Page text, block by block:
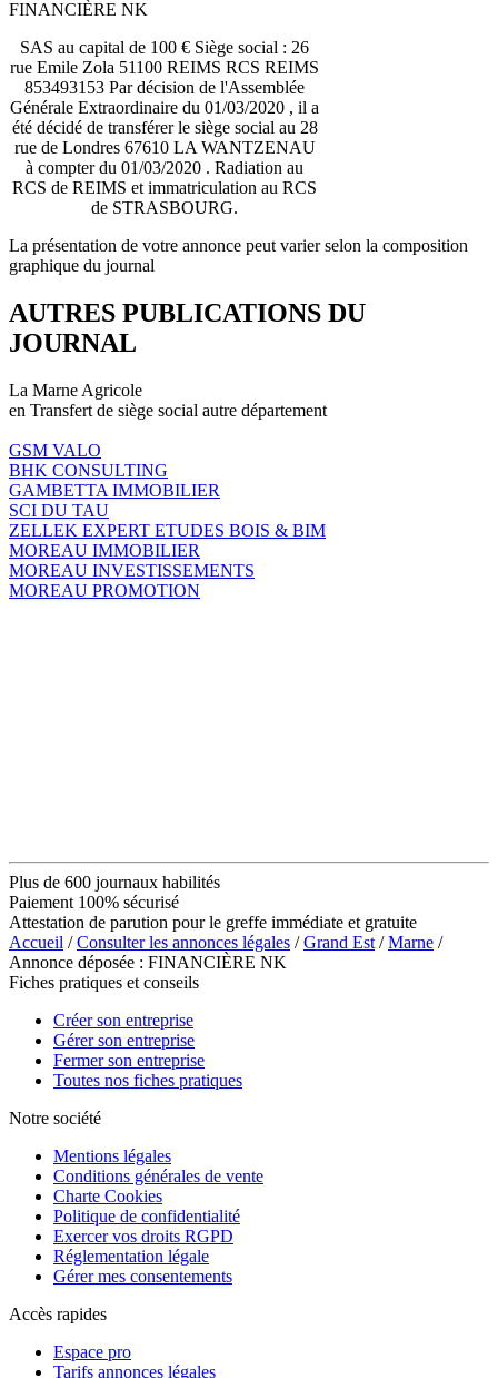
FINANCIÈRE NK
SAS au capital de 100 € Siège social : 26
rue Emile Zola 51100 REIMS RCS REIMS
853493153 Par décision de l'Assemblée
Générale Extraordinaire du 01/03/2020 , il a
été décidé de transférer le siège social au 28
rue de Londres 67610 LA WANTZENAU
à compter du 01/03/2020 . Radiation au
RCS de REIMS et immatriculation au RCS
de STRASBOURG.
La présentation de votre annonce peut varier selon la composition
graphique du journal
AUTRES PUBLICATIONS DU
JOURNAL
La Marne Agricole
en Transfert de siège social autre département
GSM VALO
BHK CONSULTING
GAMBETTA IMMOBILIER
SCI DU TAU
ZELLEK EXPERT ETUDES BOIS & BIM
MOREAU IMMOBILIER
MOREAU INVESTISSEMENTS
MOREAU PROMOTION
Plus de 600 journaux habilités
Paiement 100% sécurisé
Attestation de parution pour le greffe immédiate et gratuite
Accueil /Consulter les annonces légales /Grand Est /Marne /
Annonce déposée : FINANCIÈRE NK
Fiches pratiques et conseils
Créer son entreprise
Gérer son entreprise
Fermer son entreprise
Toutes nos fiches pratiques
Notre société
Mentions légales
Conditions générales de vente
Charte Cookies
Politique de confidentialité
Exercer vos droits RGPD
Réglementation légale
Gérer mes consentements
Accès rapides
Espace pro
Tarifs annonces légales